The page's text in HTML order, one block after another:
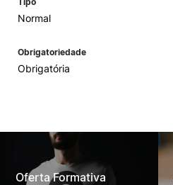
Normal
Obrigatoriedade
Obrigatória
Oferta Formativa